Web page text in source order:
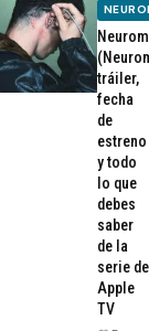
tráiler,
fecha
de
estreno
y todo
lo que
debes
saber
de la
serie de
Apple
TV